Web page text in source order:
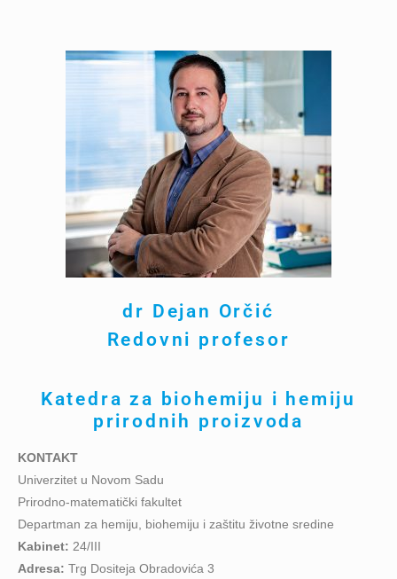
dr Dejan Orčić
Redovni profesor
Katedra za biohemiju i hemiju
prirodnih proizvoda
KONTAKT
Univerzitet u Novom Sadu
Prirodno-matematički fakultet
Departman za hemiju, biohemiju i zaštitu životne sredine
Kabinet: 24/III
Adresa: Trg Dositeja Obradovića 3